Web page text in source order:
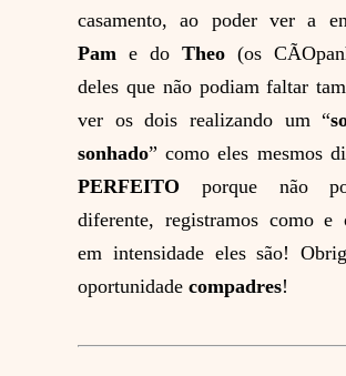
casamento, ao poder ver a
Pam e do Theo (os
deles que não podiam faltar
ver os dois realizando um “
sonhado” como eles mesmos
PERFEITO porque não
diferente, registramos como e
em intensidade eles são!
oportunidade compadres!